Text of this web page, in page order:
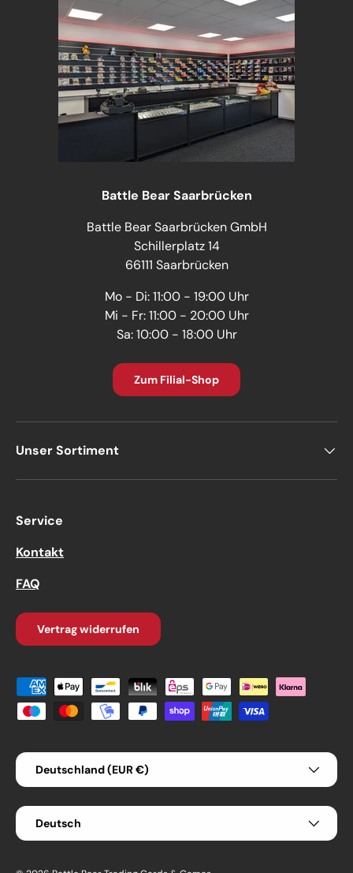
Battle Bear Saarbrücken
Battle Bear Saarbrücken GmbH
Schillerplatz 14
66111 Saarbrücken
Mo - Di: 11:00 - 19:00 Uhr
Mi - Fr: 11:00 - 20:00 Uhr
Sa: 10:00 - 18:00 Uhr
Zum Filial-Shop
Unser Sortiment
Service
Kontakt
FAQ
Vertrag widerrufen
Zahlungsmethoden
Land/Region
Deutschland (EUR €)
Sprache
Deutsch